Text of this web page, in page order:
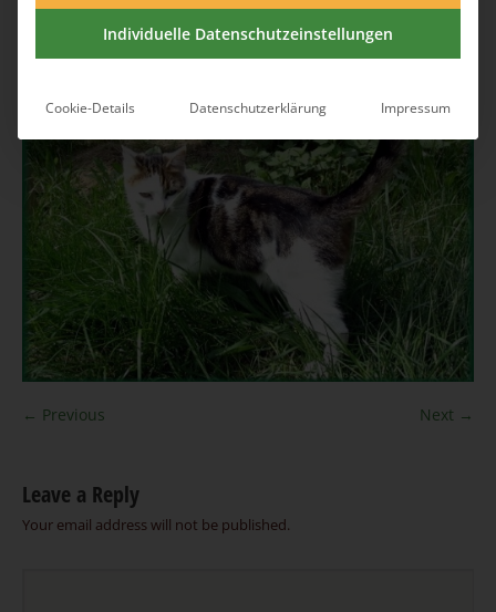
← Previous Next →
Leave a Reply
Your email address will not be published.
Individuelle Datenschutzeinstellungen
Cookie-Details Datenschutzerklärung Impressum